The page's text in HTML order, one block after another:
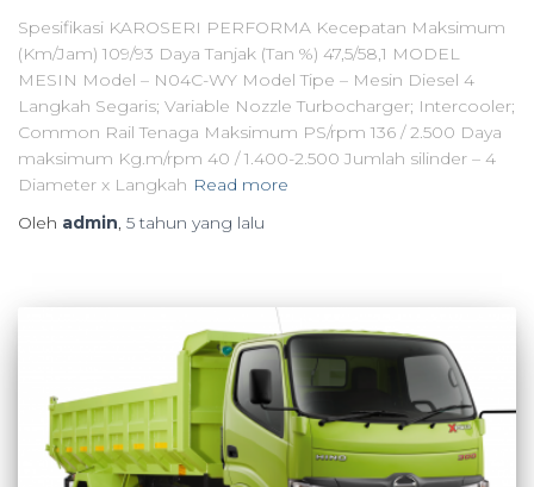
Spesifikasi KAROSERI PERFORMA Kecepatan Maksimum
(Km/Jam) 109/93 Daya Tanjak (Tan %) 47,5/58,1 MODEL
MESIN Model – N04C-WY Model Tipe – Mesin Diesel 4
Langkah Segaris; Variable Nozzle Turbocharger; Intercooler;
Common Rail Tenaga Maksimum PS/rpm 136 / 2.500 Daya
maksimum Kg.m/rpm 40 / 1.400-2.500 Jumlah silinder – 4
Diameter x Langkah Read more
Oleh admin, 5 tahun yang lalu